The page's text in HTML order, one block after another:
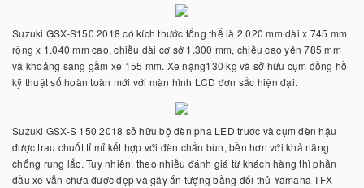
Suzuki GSX-S150 2018 có kích thước tổng thể là 2.020 mm dài x 745 mm
rộng x 1.040 mm cao, chiều dài cơ sở 1.300 mm, chiều cao yên 785 mm
và khoảng sáng gầm xe 155 mm. Xe nặng130 kg và sở hữu cụm đồng hồ
kỹ thuật số hoàn toàn mới với màn hình LCD đơn sắc hiện đại.
Suzuki GSX-S 150 2018 sở hữu bộ đèn pha LED trước và cụm đèn hậu
được trau chuốt tỉ mỉ kết hợp với đèn chắn bùn, bền hơn với khả năng
chống rung lắc. Tuy nhiên, theo nhiều đánh giá từ khách hàng thì phần
đầu xe vẫn chưa được đẹp và gây ấn tượng bằng đối thủ Yamaha TFX